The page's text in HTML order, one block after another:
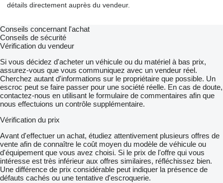
détails directement auprès du vendeur.
Conseils concernant l'achat
Conseils de sécurité
Vérification du vendeur
Si vous décidez d'acheter un véhicule ou du matériel à bas prix,
assurez-vous que vous communiquez avec un vendeur réel.
Cherchez autant d'informations sur le propriétaire que possible. Un
escroc peut se faire passer pour une société réelle. En cas de doute,
contactez-nous en utilisant le formulaire de commentaires afin que
nous effectuions un contrôle supplémentaire.
Vérification du prix
Avant d'effectuer un achat, étudiez attentivement plusieurs offres de
vente afin de connaître le coût moyen du modèle de véhicule ou
d'équipement que vous avez choisi. Si le prix de l'offre qui vous
intéresse est très inférieur aux offres similaires, réfléchissez bien.
Une différence de prix considérable peut indiquer la présence de
défauts cachés ou une tentative d'escroquerie.